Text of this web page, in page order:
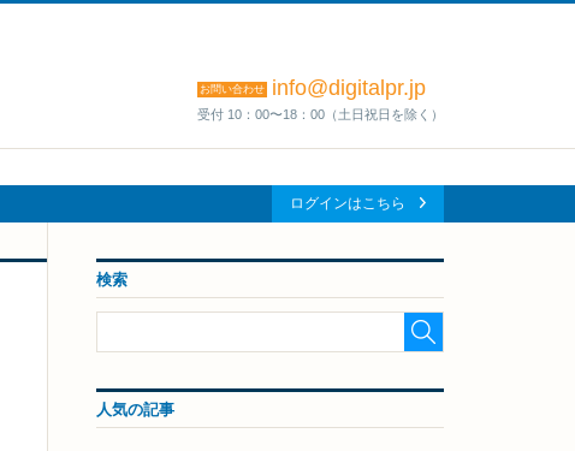
お問い合わせ info@digitalpr.jp
受付 10：00〜18：00（土日祝日を除く）
ログインはこちら
検索
人気の記事